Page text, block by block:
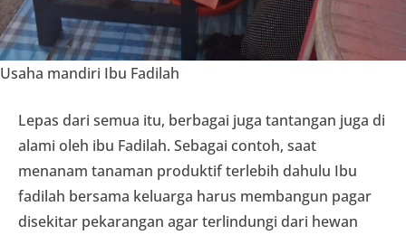
Usaha mandiri Ibu Fadilah
Lepas dari semua itu, berbagai juga tantangan juga di
alami oleh ibu Fadilah. Sebagai contoh, saat
menanam tanaman produktif terlebih dahulu Ibu
fadilah bersama keluarga harus membangun pagar
disekitar pekarangan agar terlindungi dari hewan